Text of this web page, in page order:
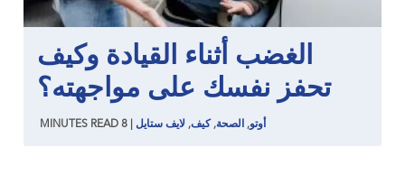
الغضب أثناء القيادة وكيف
تحفز نفسك على مواجهته؟
أوتو, الصحة, كيف, لايف ستايل 8
MINUTES READ